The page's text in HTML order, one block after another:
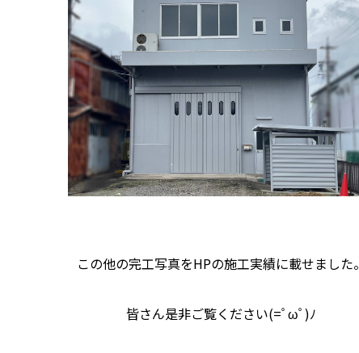
この他の完工写真をHPの施工実績に載せました。
皆さん是非ご覧ください(=ﾟωﾟ)ﾉ